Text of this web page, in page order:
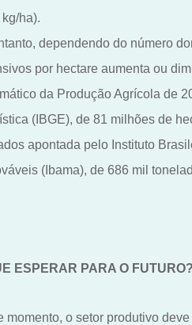
kg/ha).
dependendo do número
por hectare aumenta ou
da Produção Agrícola de
(IBGE), de 81 milhões de
apontada pelo Instituto
(Ibama), de 686 mil
ESPERAR PARA O FUTURO?
momento, o setor produtivo